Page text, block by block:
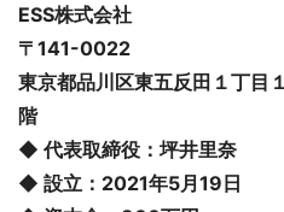
ESS株式会社
〒141-0022
東京都品川区東五反田１丁目
階
◆ 代表取締役：坪井里奈
◆ 設立：2021年5月19日